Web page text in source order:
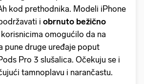
kod prethodnika. Modeli iPhone
i obrnuto bežično
omogućilo da na
pune druge uređaje poput
Pro 3 slušalica. Očekuju se i
tamnoplavu i narančastu.